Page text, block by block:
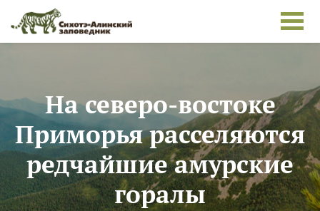
Skip to main content
На северо-востоке
Приморья расселяются
редчайшие амурские
горалы